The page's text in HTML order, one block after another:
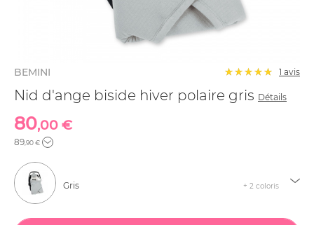
BEMINI 1 avis
Nid d'ange biside hiver polaire gris Détails
80,00 €
89,90 €
Gris + 2 coloris